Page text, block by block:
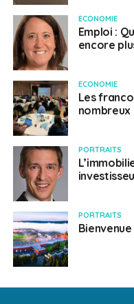
ECONOMIE
Emploi :
encore
ECONOMIE
Les
nombreux
PORTRAITS
PORTRAITS